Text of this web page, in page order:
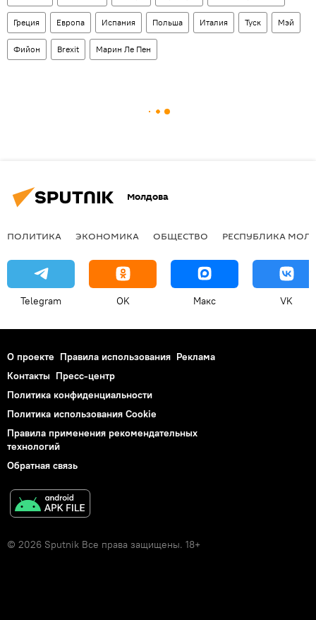
Греция Европа Испания Польша Италия Туск Мэй
Фийон Brexit Марин Ле Пен
Молдова
ПОЛИТИКА ЭКОНОМИКА ОБЩЕСТВО РЕСПУБЛИКА
Telegram OK Макс VK
О проекте Правила использования Реклама
Контакты Пресс-центр
Политика конфиденциальности
Политика использования Cookie
Правила применения рекомендательных
технологий
Обратная связь
© 2026 Sputnik Все права защищены. 18+